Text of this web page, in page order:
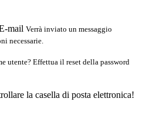
mail Verrà inviato un messaggio
necessarie.
utente? Effettua il reset della password
la casella di posta elettronica!